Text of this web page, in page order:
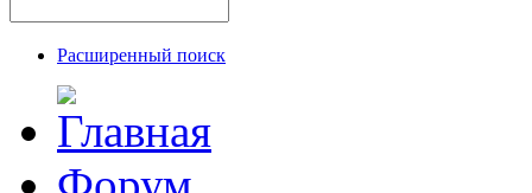
Расширенный поиск